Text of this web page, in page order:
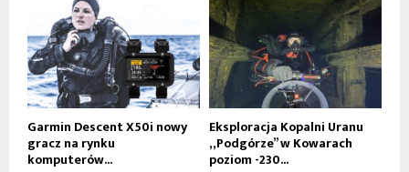
Garmin Descent X50i nowy
gracz na rynku
komputerów...
Eksploracja Kopalni Uranu
„Podgórze” w Kowarach
poziom -230...